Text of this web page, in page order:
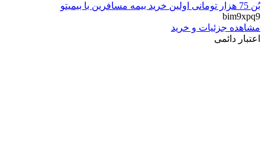
بُن 75 هزار تومانی اولین خرید بیمه مسافرین با بیمیتو
bim9xpq9
مشاهده جزئیات و خرید
اعتبار دائمی